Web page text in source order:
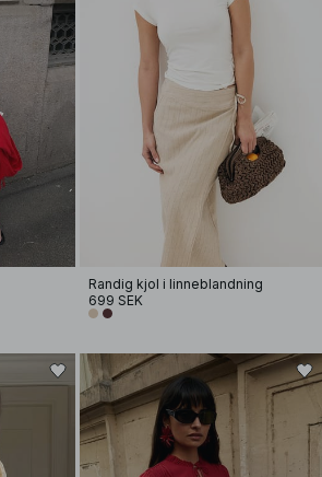
Randig kjol i linneblandning
699 SEK